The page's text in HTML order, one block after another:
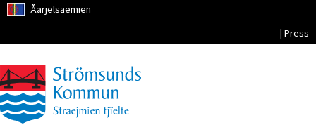
Åarjelsaemien
| Press